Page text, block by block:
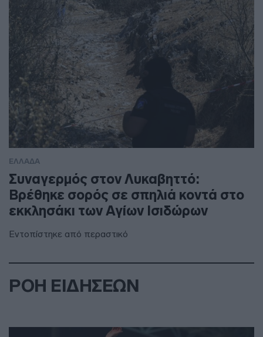
ΕΛΛΑΔΑ
Συναγερμός στον Λυκαβηττό:
Βρέθηκε σορός σε σπηλιά κοντά στο
εκκλησάκι των Αγίων Ισιδώρων
Εντοπίστηκε από περαστικό
ΡΟΗ ΕΙΔΗΣΕΩΝ